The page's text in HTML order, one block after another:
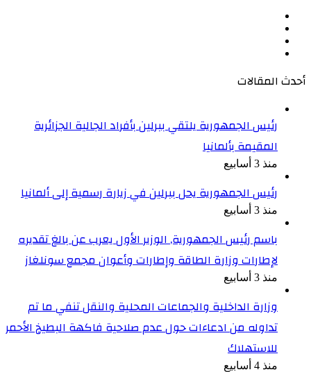
أحدث المقالات
رئيس الجمهورية يلتقي ببرلين بأفراد الجالية الجزائرية
المقيمة بألمانيا
منذ 3 أسابيع
رئيس الجمهورية يحل ببرلين في زيارة رسمية إلى ألمانيا
منذ 3 أسابيع
باسم رئيس الجمهورية, الوزير الأول يعرب عن بالغ تقديره
لإطارات وزارة الطاقة وإطارات وأعوان مجمع سونلغاز
منذ 3 أسابيع
وزارة الداخلية والجماعات المحلية والنقل تنفي ما تم
تداوله من ادعاءات حول عدم صلاحية فاكهة البطيخ الأحمر
للاستهلاك
منذ 4 أسابيع